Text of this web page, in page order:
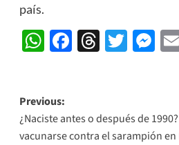
país.
WhatsApp
Facebook
Threads
Post
navigation
Previous:
¿Naciste antes o después de
vacunarse contra el sarampión en